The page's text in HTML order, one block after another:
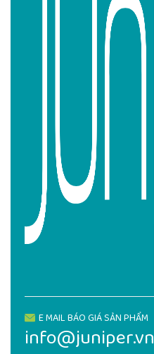
Liên hệ Hotline JUNIPER.VN
E MAIL BÁO GIÁ SẢN PHẨM
info@juniper.vn